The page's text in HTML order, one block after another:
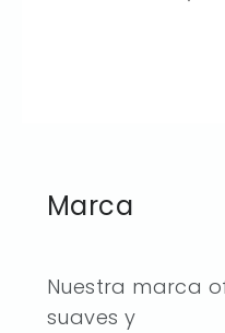
Marca
Nuestra marca
suaves y